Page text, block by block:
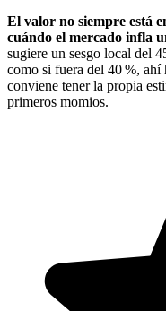
El valor no siempre está
cuándo el mercado infla
sugiere un sesgo local del
como si fuera del 40 %, ahí
conviene tener la propia
primeros momios.